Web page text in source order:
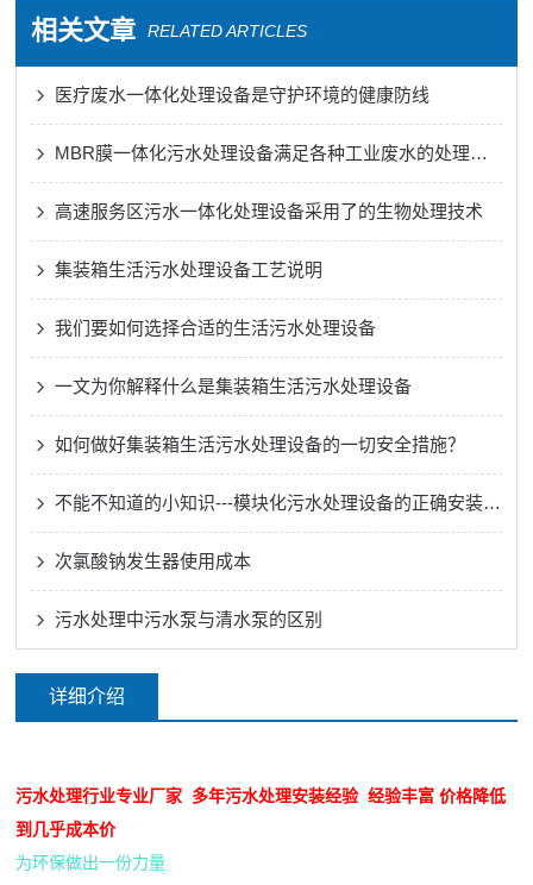
相关文章 RELATED ARTICLES
医疗废水一体化处理设备是守护环境的健康防线
MBR膜一体化污水处理设备满足各种工业废水的处理需求
高速服务区污水一体化处理设备采用了的生物处理技术
集装箱生活污水处理设备工艺说明
我们要如何选择合适的生活污水处理设备
一文为你解释什么是集装箱生活污水处理设备
如何做好集装箱生活污水处理设备的一切安全措施？
不能不知道的小知识---模块化污水处理设备的正确安装方法
次氯酸钠发生器使用成本
污水处理中污水泵与清水泵的区别
详细介绍
污水处理行业专业厂家 多年污水处理安装经验 经验丰富 价格降低
到几乎成本价
为环保做出一份力量